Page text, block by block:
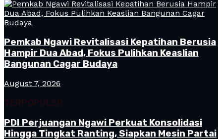
Pemkab Ngawi Revitalisasi Kepatihan Berusia
Hampir Dua Abad, Fokus Pulihkan Keaslian
Bangunan Cagar Budaya
August 7, 2026
TERPOPULER
PDI Perjuangan Ngawi Perkuat Konsolidasi
Hingga Tingkat Ranting, Siapkan Mesin Partai